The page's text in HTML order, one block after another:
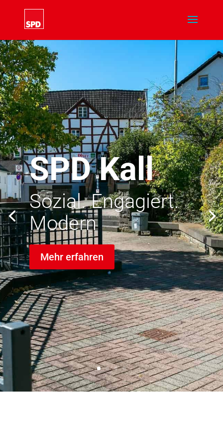
SPD Kall
Sozial. Engagiert.
Modern
Mehr erfahren